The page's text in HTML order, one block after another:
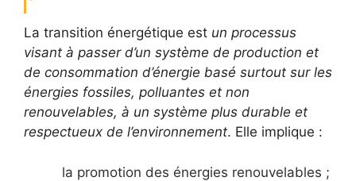
La transition énergétique est un processus
visant à passer d’un système de production et
de consommation d’énergie basé surtout sur les
énergies fossiles, polluantes et non
renouvelables, à un système plus durable et
respectueux de l’environnement. Elle implique :
la promotion des énergies renouvelables ;